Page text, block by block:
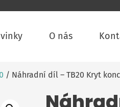
O nás
/ Náhradní díl – TB20 Kryt